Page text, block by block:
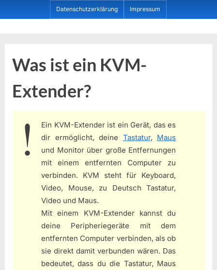
to
Datenschutzerklärung Impressum
Was ist ein KVM-
Extender?
Ein KVM-Extender ist ein Gerät, das es
dir ermöglicht, deine Tastatur, Maus
und Monitor über große Entfernungen
mit einem entfernten Computer zu
verbinden. KVM steht für Keyboard,
Video, Mouse, zu Deutsch Tastatur,
Video und Maus.
Mit einem KVM-Extender kannst du
deine Peripheriegeräte mit dem
entfernten Computer verbinden, als ob
sie direkt damit verbunden wären. Das
bedeutet, dass du die Tastatur, Maus